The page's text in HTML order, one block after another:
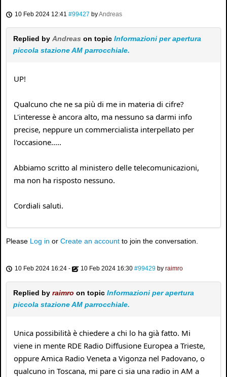
10 Feb 2024 12:41 #99427 byAndreas
Replied by Andreas on topic Informazioni per apertura
piccola stazione AM parrocchiale.
UP!
Qualcuno che ne sa più di me in materia di cifre?
L'interesse è ancora alto, ma nessuno sa darmi info
precise, neppure un commercialista interpellato per
l'occasione.....
Abbiamo scritto al ministero delle telecomunicazioni,
ma non ha risposto nessuno.
Cordiali saluti.
Please Log in or Create an account to join the conversation.
10 Feb 2024 16:24 - 10 Feb 2024 16:30 #99429 by raimro
Replied by raimro on topic Informazioni per apertura
piccola stazione AM parrocchiale.
Unica possibilità è chiedere a chi lo ha già fatto. Mi
viene in mente RDE Radio Diffusione Europea a Trieste,
oppure Amica Radio Veneta a Vigonza nel Padovano, o
qualcuno in Toscana, mi pare ci sia una radio in AM a